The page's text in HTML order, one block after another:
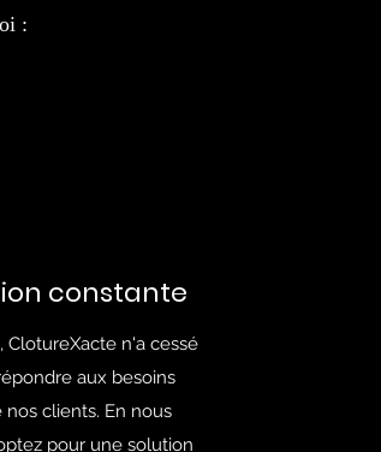
:
constante
ClotureXacte n'a cessé
aux besoins
nos clients. En nous
pour une solution